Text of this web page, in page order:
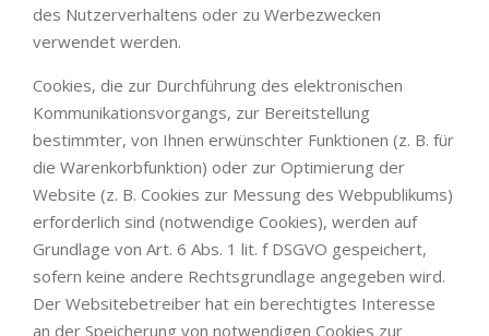
des Nutzerverhaltens oder zu Werbezwecken
verwendet werden.
Cookies, die zur Durchführung des elektronischen
Kommunikationsvorgangs, zur Bereitstellung
bestimmter, von Ihnen erwünschter Funktionen (z. B. für
die Warenkorbfunktion) oder zur Optimierung der
Website (z. B. Cookies zur Messung des Webpublikums)
erforderlich sind (notwendige Cookies), werden auf
Grundlage von Art. 6 Abs. 1 lit. f DSGVO gespeichert,
sofern keine andere Rechtsgrundlage angegeben wird.
Der Websitebetreiber hat ein berechtigtes Interesse
an der Speicherung von notwendigen Cookies zur